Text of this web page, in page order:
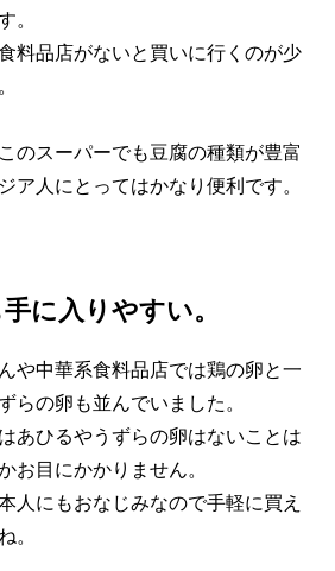
。
料品店がないと買いに行くのが少
のスーパーでも豆腐の種類が豊富
ア人にとってはかなり便利です。
に入りやすい。
や中華系食料品店では鶏の卵と一
らの卵も並んでいました。
あひるやうずらの卵はないことは
お目にかかりません。
人にもおなじみなので手軽に買え
。